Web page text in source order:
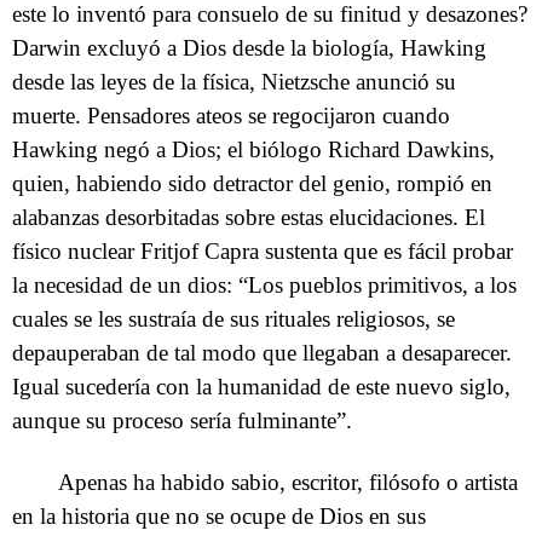
este lo inventó para consuelo de su finitud y desazones?
Darwin excluyó a Dios desde la biología, Hawking
desde las leyes de la física, Nietzsche anunció su
muerte. Pensadores ateos se regocijaron cuando
Hawking negó a Dios; el biólogo Richard Dawkins,
quien, habiendo sido detractor del genio, rompió en
alabanzas desorbitadas sobre estas elucidaciones. El
físico nuclear Fritjof Capra sustenta que es fácil probar
la necesidad de un dios: “Los pueblos primitivos, a los
cuales se les sustraía de sus rituales religiosos, se
depauperaban de tal modo que llegaban a desaparecer.
Igual sucedería con la humanidad de este nuevo siglo,
aunque su proceso sería fulminante”.
Apenas ha habido sabio, escritor, filósofo o artista
en la historia que no se ocupe de Dios en sus